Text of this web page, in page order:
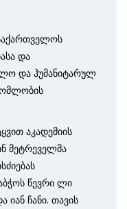
და
და ჰუმანიტარულ
აკადემიის
მეტრეველმა
წევრი ლი
ჩანი. თავის